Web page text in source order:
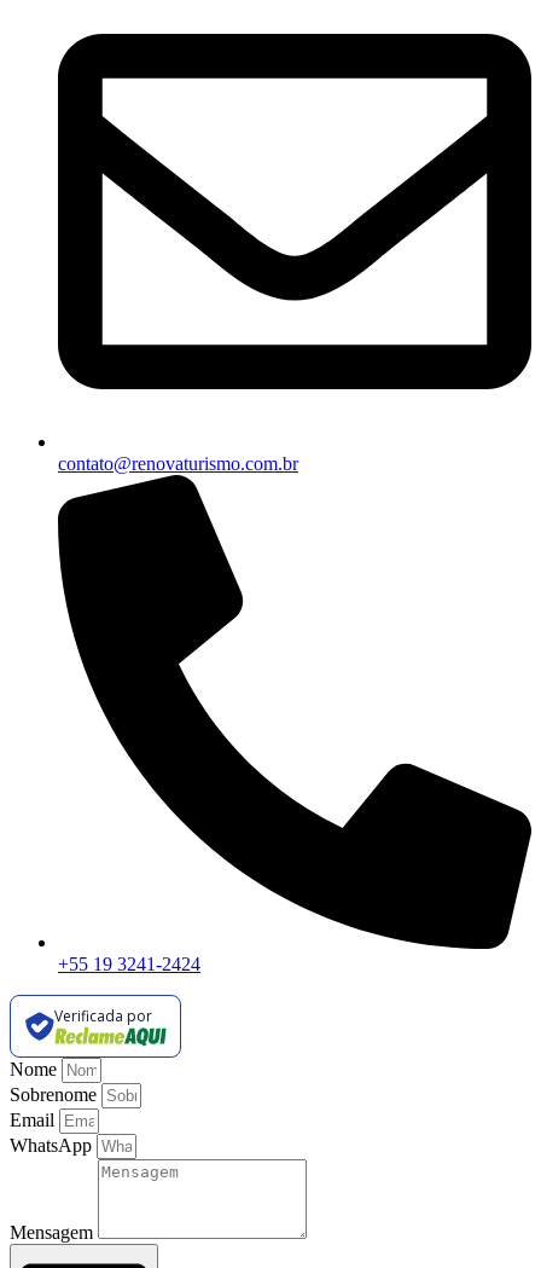
contato@renovaturismo.com.br
+55 19 3241-2424
Verificada por
Nome
Sobrenome
Email
WhatsApp
Mensagem